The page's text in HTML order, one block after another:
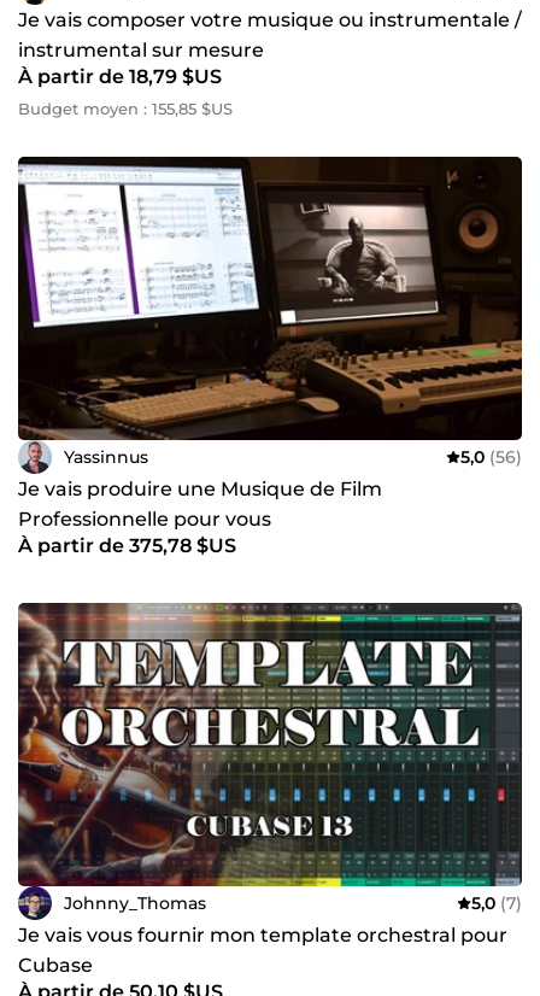
Je vais composer votre musique ou instrumentale /
instrumental sur mesure
À partir de 18,79 $US
Budget moyen : 155,85 $US
Yassinnus 5,0 (56)
Je vais produire une Musique de Film
Professionnelle pour vous
À partir de 375,78 $US
Johnny_Thomas 5,0 (7)
Je vais vous fournir mon template orchestral pour
Cubase